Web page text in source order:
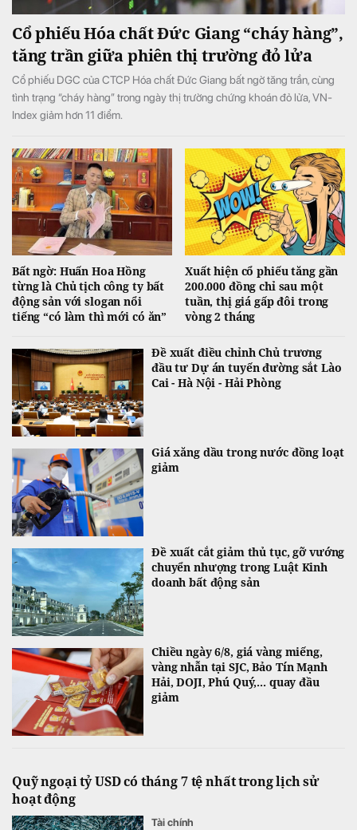
Cổ phiếu Hóa chất Đức Giang “cháy hàng”,
tăng trần giữa phiên thị trường đỏ lửa
Cổ phiếu DGC của CTCP Hóa chất Đức Giang bất ngờ tăng trần, cùng
tình trạng “cháy hàng” trong ngày thị trường chứng khoán đỏ lửa, VN-
Index giảm hơn 11 điểm.
Bất ngờ: Huấn Hoa Hồng
từng là Chủ tịch công ty bất
động sản với slogan nổi
tiếng “có làm thì mới có ăn”
Xuất hiện cổ phiếu tăng gần
200.000 đồng chỉ sau một
tuần, thị giá gấp đôi trong
vòng 2 tháng
Đề xuất điều chỉnh Chủ trương
đầu tư Dự án tuyến đường sắt Lào
Cai - Hà Nội - Hải Phòng
Giá xăng dầu trong nước đồng loạt
giảm
Đề xuất cắt giảm thủ tục, gỡ vướng
chuyển nhượng trong Luật Kinh
doanh bất động sản
Chiều ngày 6/8, giá vàng miếng,
vàng nhẫn tại SJC, Bảo Tín Mạnh
Hải, DOJI, Phú Quý,... quay đầu
giảm
Quỹ ngoại tỷ USD có tháng 7 tệ nhất trong lịch sử
hoạt động
Tài chính